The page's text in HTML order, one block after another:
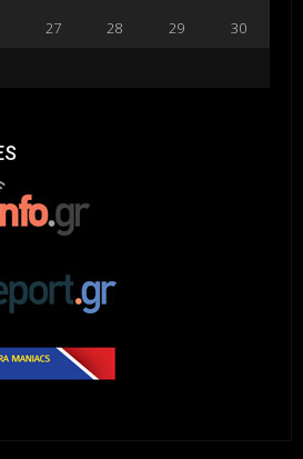
27 28 29
30